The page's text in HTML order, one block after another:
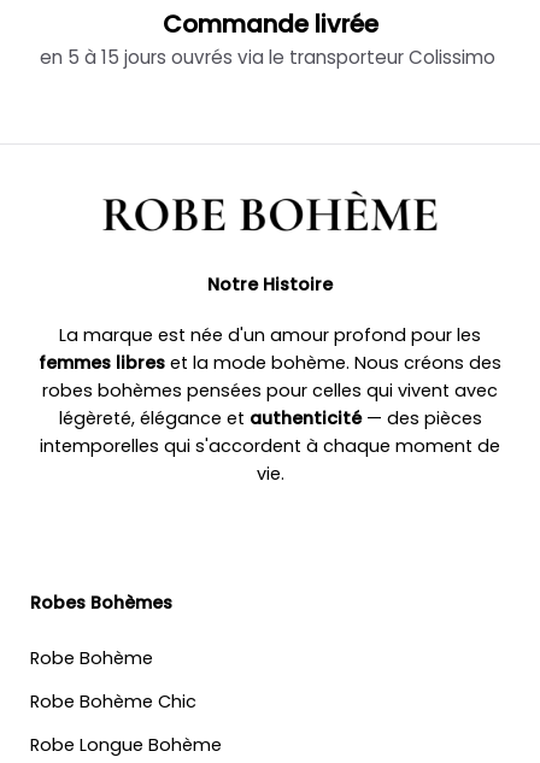
Commande livrée
en 5 à 15 jours ouvrés via le transporteur Colissimo
Notre Histoire
La marque est née d'un amour profond pour les
femmes libres et la mode bohème. Nous créons des
robes bohèmes pensées pour celles qui vivent avec
légèreté, élégance et authenticité— des pièces
intemporelles qui s'accordent à chaque moment de
vie.
Robes Bohèmes
Robe Bohème
Robe Bohème Chic
Robe Longue Bohème